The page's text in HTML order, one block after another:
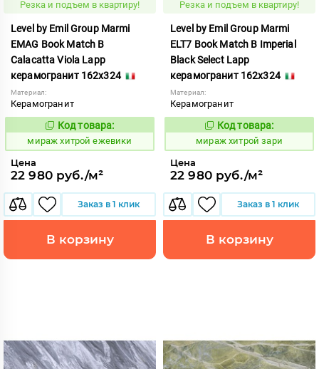
Резка и подъем в квартиру!
Level by Emil Group Marmi
EMAG Book Match B
Calacatta Viola Lapp
керамогранит 162x324
Материал:
Керамогранит
998399
Код товара:
мираж хитрой ежевики
Цена
22 980 руб./м²
Заказ в 1 клик
В корзину
Резка и подъем в квартиру!
Level by Emil Group Marmi
ELT7 Book Match B Imperial
Black Select Lapp
керамогранит 162x324
Материал:
Керамогранит
998403
Код товара:
мираж хитрой зари
Цена
22 980 руб./м²
Заказ в 1 клик
В корзину